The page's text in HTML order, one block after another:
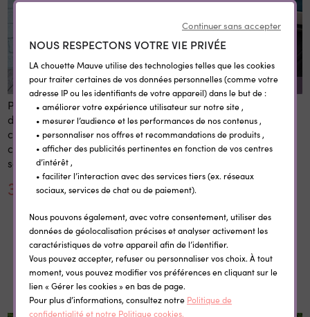
Panneau 1er et dernier jour
d'école personnalisé 20x28
cm en bois réutilisable avec
craie prénom rentrée
scolaire
30,00 €
REMISE SUR LA QUANTITÉ
Etiquettes vêtement
personnalisées
thermocollantes Little Wild
0,35 €
Dans la même catégorie
Continuer sans accepter
NOUS RESPECTONS VOTRE VIE PRIVÉE
LA chouette Mauve utilise des technologies telles que les cookies
pour traiter certaines de vos données personnelles (comme votre
adresse IP ou les identifiants de votre appareil) dans le but de :
• améliorer votre expérience utilisateur sur notre site ,
• mesurer l’audience et les performances de nos contenus ,
• personnaliser nos offres et recommandations de produits ,
• afficher des publicités pertinentes en fonction de vos centres
d’intérêt ,
• faciliter l’interaction avec des services tiers (ex. réseaux
sociaux, services de chat ou de paiement).
Nous pouvons également, avec votre consentement, utiliser des
données de géolocalisation précises et analyser activement les
caractéristiques de votre appareil afin de l’identifier.
Vous pouvez accepter, refuser ou personnaliser vos choix. À tout
moment, vous pouvez modifier vos préférences en cliquant sur le
lien « Gérer les cookies » en bas de page.
Pour plus d’informations, consultez notre Politique de
confidentialité et notre Politique cookies.